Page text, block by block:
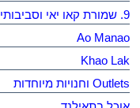
9. שמורת קאו יאי וסביבותיה
Ao Manao
Khao Lak
Outlets וחנויות מיוחדות